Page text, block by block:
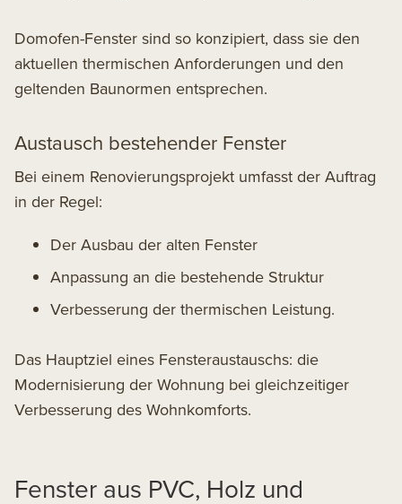
Domofen-Fenster sind so konzipiert, dass sie den
aktuellen thermischen Anforderungen und den
geltenden Baunormen entsprechen.
Austausch bestehender Fenster
Bei einem Renovierungsprojekt umfasst der Auftrag
in der Regel:
Der Ausbau der alten Fenster
Anpassung an die bestehende Struktur
Verbesserung der thermischen Leistung.
Das Hauptziel eines Fensteraustauschs: die
Modernisierung der Wohnung bei gleichzeitiger
Verbesserung des Wohnkomforts.
Fenster aus PVC, Holz und